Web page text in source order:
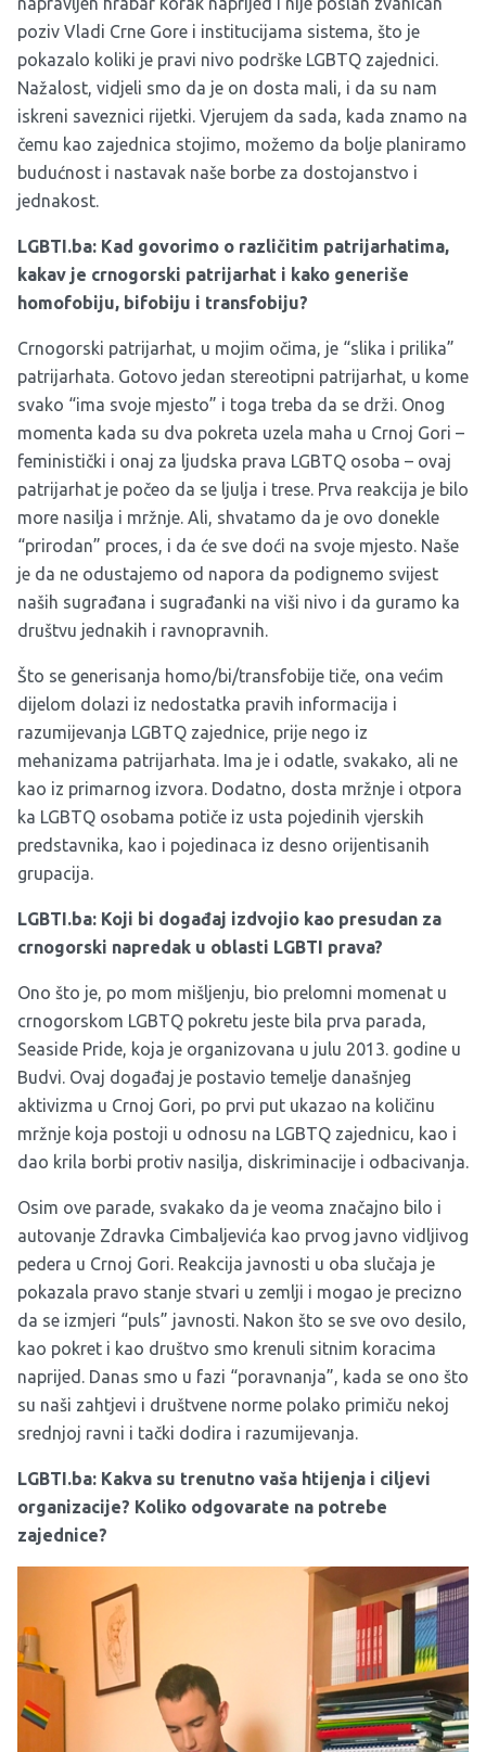
poziv Vladi Crne Gore i institucijama sistema, što je
pokazalo koliki je pravi nivo podrške LGBTQ zajednici.
Nažalost, vidjeli smo da je on dosta mali, i da su nam
iskreni saveznici rijetki. Vjerujem da sada, kada znamo na
čemu kao zajednica stojimo, možemo da bolje planiramo
budućnost i nastavak naše borbe za dostojanstvo i
jednakost.
LGBTI.ba: Kad govorimo o različitim patrijarhatima,
kakav je crnogorski patrijarhat i kako generiše
homofobiju, bifobiju i transfobiju?
Crnogorski patrijarhat, u mojim očima, je “slika i prilika”
patrijarhata. Gotovo jedan stereotipni patrijarhat, u kome
svako “ima svoje mjesto” i toga treba da se drži. Onog
momenta kada su dva pokreta uzela maha u Crnoj Gori –
feministički i onaj za ljudska prava LGBTQ osoba – ovaj
patrijarhat je počeo da se ljulja i trese. Prva reakcija je bilo
more nasilja i mržnje. Ali, shvatamo da je ovo donekle
“prirodan” proces, i da će sve doći na svoje mjesto. Naše
je da ne odustajemo od napora da podignemo svijest
naših sugrađana i sugrađanki na viši nivo i da guramo ka
društvu jednakih i ravnopravnih.
Što se generisanja homo/bi/transfobije tiče, ona većim
dijelom dolazi iz nedostatka pravih informacija i
razumijevanja LGBTQ zajednice, prije nego iz
mehanizama patrijarhata. Ima je i odatle, svakako, ali ne
kao iz primarnog izvora. Dodatno, dosta mržnje i otpora
ka LGBTQ osobama potiče iz usta pojedinih vjerskih
predstavnika, kao i pojedinaca iz desno orijentisanih
grupacija.
LGBTI.ba: Koji bi događaj izdvojio kao presudan za
crnogorski napredak u oblasti LGBTI prava?
Ono što je, po mom mišljenju, bio prelomni momenat u
crnogorskom LGBTQ pokretu jeste bila prva parada,
Seaside Pride, koja je organizovana u julu 2013. godine u
Budvi. Ovaj događaj je postavio temelje današnjeg
aktivizma u Crnoj Gori, po prvi put ukazao na količinu
mržnje koja postoji u odnosu na LGBTQ zajednicu, kao i
dao krila borbi protiv nasilja, diskriminacije i odbacivanja.
Osim ove parade, svakako da je veoma značajno bilo i
autovanje Zdravka Cimbaljevića kao prvog javno vidljivog
pedera u Crnoj Gori. Reakcija javnosti u oba slučaja je
pokazala pravo stanje stvari u zemlji i mogao je precizno
da se izmjeri “puls” javnosti. Nakon što se sve ovo desilo,
kao pokret i kao društvo smo krenuli sitnim koracima
naprijed. Danas smo u fazi “poravnanja”, kada se ono što
su naši zahtjevi i društvene norme polako primiču nekoj
srednjoj ravni i tački dodira i razumijevanja.
LGBTI.ba: Kakva su trenutno vaša htijenja i ciljevi
organizacije? Koliko odgovarate na potrebe
zajednice?